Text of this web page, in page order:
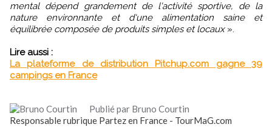
mental dépend grandement de l'activité sportive, de la
nature environnante et d'une alimentation saine et
équilibrée composée de produits simples et locaux».
Lire aussi :
La plateforme de distribution Pitchup.com gagne 39
campings en France
Publié par Bruno Courtin
Responsable rubrique Partez en France - TourMaG.com